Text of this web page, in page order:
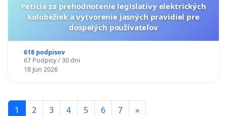
Petícia za prehodnotenie legislatívy elektrických
kolobežiek a vytvorenie jasných pravidiel pre
dospelých používateľov
618 podpisov
67 Podpisy / 30 dni
18 Jun 2026
1 2 3 4 5 6 7 »